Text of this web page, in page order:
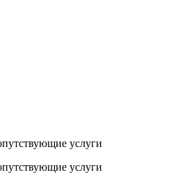
услуги
услуги